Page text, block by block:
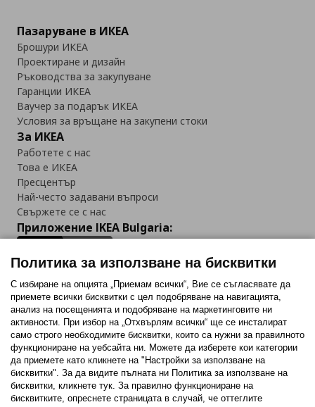
Пазаруване в ИКЕА
Брошури ИКЕА
Проектиране и дизайн
Ръководства за закупуване
Гаранции ИКЕА
Ваучер за подарък ИКЕА
Условия за връщане на закупени стоки
За ИКЕА
Работете с нас
Това е ИКЕА
Пресцентър
Най-често задавани въпроси
Свържете се с нас
Приложение IKEA Bulgaria:
Последвайте ни:
FacebookTwitterYoutubePinterestInstagram
Политика за използване на бисквитки
С избиране на опцията „Приемам всички“, Вие се съгласявате да
приемете всички бисквитки с цел подобряване на навигацията,
анализ на посещенията и подобряване на маркетинговите ни
активности. При избор на „Отхвърлям всички“ ще се инсталират
само строго необходимитe бисквитки, които са нужни за правилното
функциониране на уебсайта ни. Можете да изберете кои категории
да приемете като кликнете на "Настройки за използване на
бисквитки". За да видите пълната ни Политика за използване на
бисквитки, кликнете тук. За правилно функциониране на
бисквитките, опреснете страницата в случай, че оттеглите